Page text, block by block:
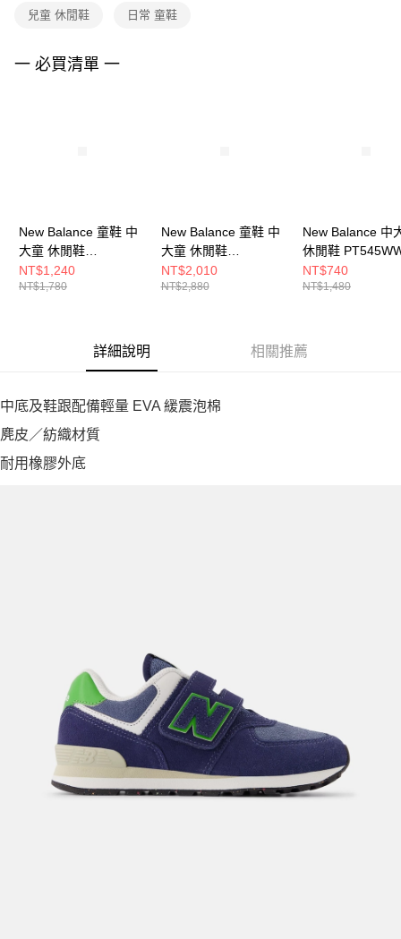
３．未成年的使用者請事先徵得法定代理人或監護人之同意方可使用
４．使用「AFTEE先享後付」時，將依據個別帳號之用戶狀況，依本公司即
兒童 休閒鞋 日常 童鞋
一 必買清單 一
New Balance 童鞋 中
大童 休閒鞋
PV574QTC-W
NT$1,240
NT$1,780
New Balance 童鞋 中
大童 休閒鞋
PV1000DK-W
NT$2,010
NT$2,880
New Balance 中
休閒鞋
NT$740
NT$1,480
詳細說明 相關推薦
中底及鞋跟配備輕量 EVA 緩震泡棉
麂皮／紡織材質
耐用橡膠外底